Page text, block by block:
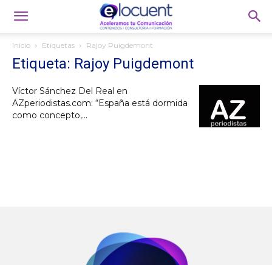
Inicio Etiquetas Rajoy Puigdemont
Etiqueta: Rajoy Puigdemont
Víctor Sánchez Del Real en
AZperiodistas.com: “España está dormida
como concepto,...